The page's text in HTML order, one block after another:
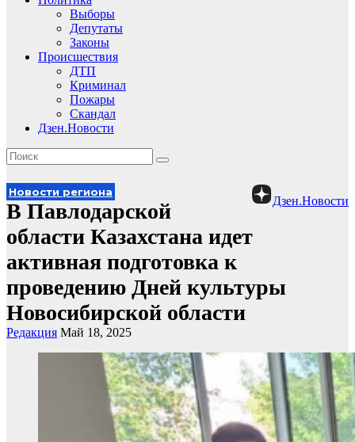
Выборы
Депутаты
Законы
Происшествия
ДТП
Криминал
Пожары
Скандал
Дзен.Новости
Дзен.Новости
Новости региона
В Павлодарской
области Казахстана идет
активная подготовка к
проведению Дней культуры
Новосибирской области
Редакция Май 18, 2025